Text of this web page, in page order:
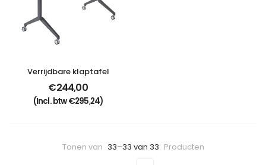
Verrijdbare klaptafel
€244,00
(Incl. btw€295,24)
Tonen van 33–33 van 33 Producten